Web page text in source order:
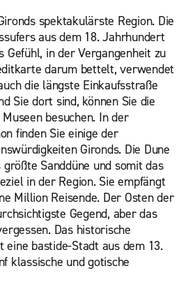
spektakulärste Region. Die
aus dem 18. Jahrhundert
in der Vergangenheit zu
darum bettelt, verwendet
die längste Einkaufsstraße
Sie dort sind, können Sie die
besuchen. In der
finden Sie einige der
Gironds. Die Dune
Sanddüne und somit das
in der Region. Sie empfängt
Million Reisende. Der Osten der
Gegend, aber das
Das historische
eine bastide-Stadt aus dem 13.
klassische und gotische